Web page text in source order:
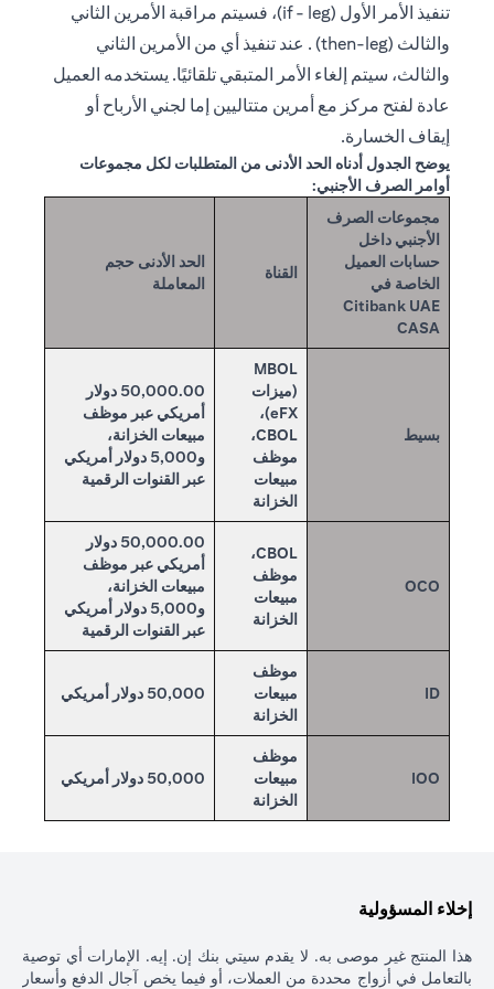
تنفيذ الأمر الأول (if - leg)، فسيتم مراقبة الأمرين الثاني
والثالث (then-leg) . عند تنفيذ أي من الأمرين الثاني
والثالث، سيتم إلغاء الأمر المتبقي تلقائيًا. يستخدمه العميل
عادة لفتح مركز مع أمرين متتاليين إما لجني الأرباح أو
إيقاف الخسارة.
يوضح الجدول أدناه الحد الأدنى من المتطلبات لكل مجموعات
أوامر الصرف الأجنبي:
مجموعات الصرف
الأجنبي داخل
حسابات العميل
الخاصة في
Citibank UAE
CASA
القناة
الحد الأدنى حجم
المعاملة
بسيط
MBOL
(ميزات
eFX)،
CBOL،
موظف
مبيعات
الخزانة
50,000.00 دولار
أمريكي عبر موظف
مبيعات الخزانة،
و5,000 دولار أمريكي
عبر القنوات الرقمية
OCO
CBOL،
موظف
مبيعات
الخزانة
50,000.00 دولار
أمريكي عبر موظف
مبيعات الخزانة،
و5,000 دولار أمريكي
عبر القنوات الرقمية
ID
موظف
مبيعات
الخزانة
50,000 دولار أمريكي
IOO
موظف
مبيعات
الخزانة
50,000 دولار أمريكي
إخلاء المسؤولية
هذا المنتج غير موصى به. لا يقدم سيتي بنك إن. إيه. الإمارات أي توصية
بالتعامل في أزواج محددة من العملات، أو فيما يخص آجال الدفع وأسعار